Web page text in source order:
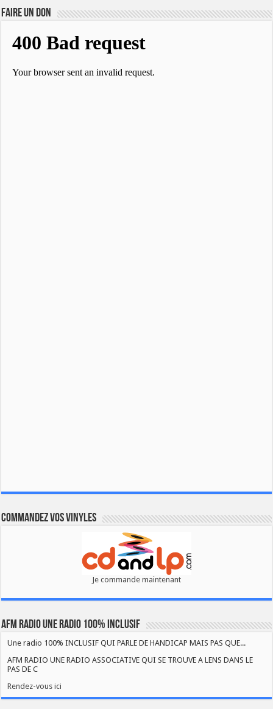
FAIRE UN DON
Commandez vos vinyles
Je commande maintenant
AFM RADIO UNE RADIO 100% INCLUSIF
Une radio 100% INCLUSIF QUI PARLE DE HANDICAP MAIS PAS QUE...
AFM RADIO UNE RADIO ASSOCIATIVE QUI SE TROUVE A LENS DANS LE
PAS DE C
Rendez-vous ici